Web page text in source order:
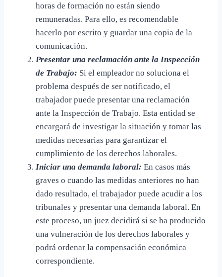
horas de formación no están siendo
remuneradas. Para ello, es recomendable
hacerlo por escrito y guardar una copia de la
comunicación.
Presentar una reclamación ante la Inspección
de Trabajo: Si el empleador no soluciona el
problema después de ser notificado, el
trabajador puede presentar una reclamación
ante la Inspección de Trabajo. Esta entidad se
encargará de investigar la situación y tomar las
medidas necesarias para garantizar el
cumplimiento de los derechos laborales.
Iniciar una demanda laboral: En casos más
graves o cuando las medidas anteriores no han
dado resultado, el trabajador puede acudir a los
tribunales y presentar una demanda laboral. En
este proceso, un juez decidirá si se ha producido
una vulneración de los derechos laborales y
podrá ordenar la compensación económica
correspondiente.